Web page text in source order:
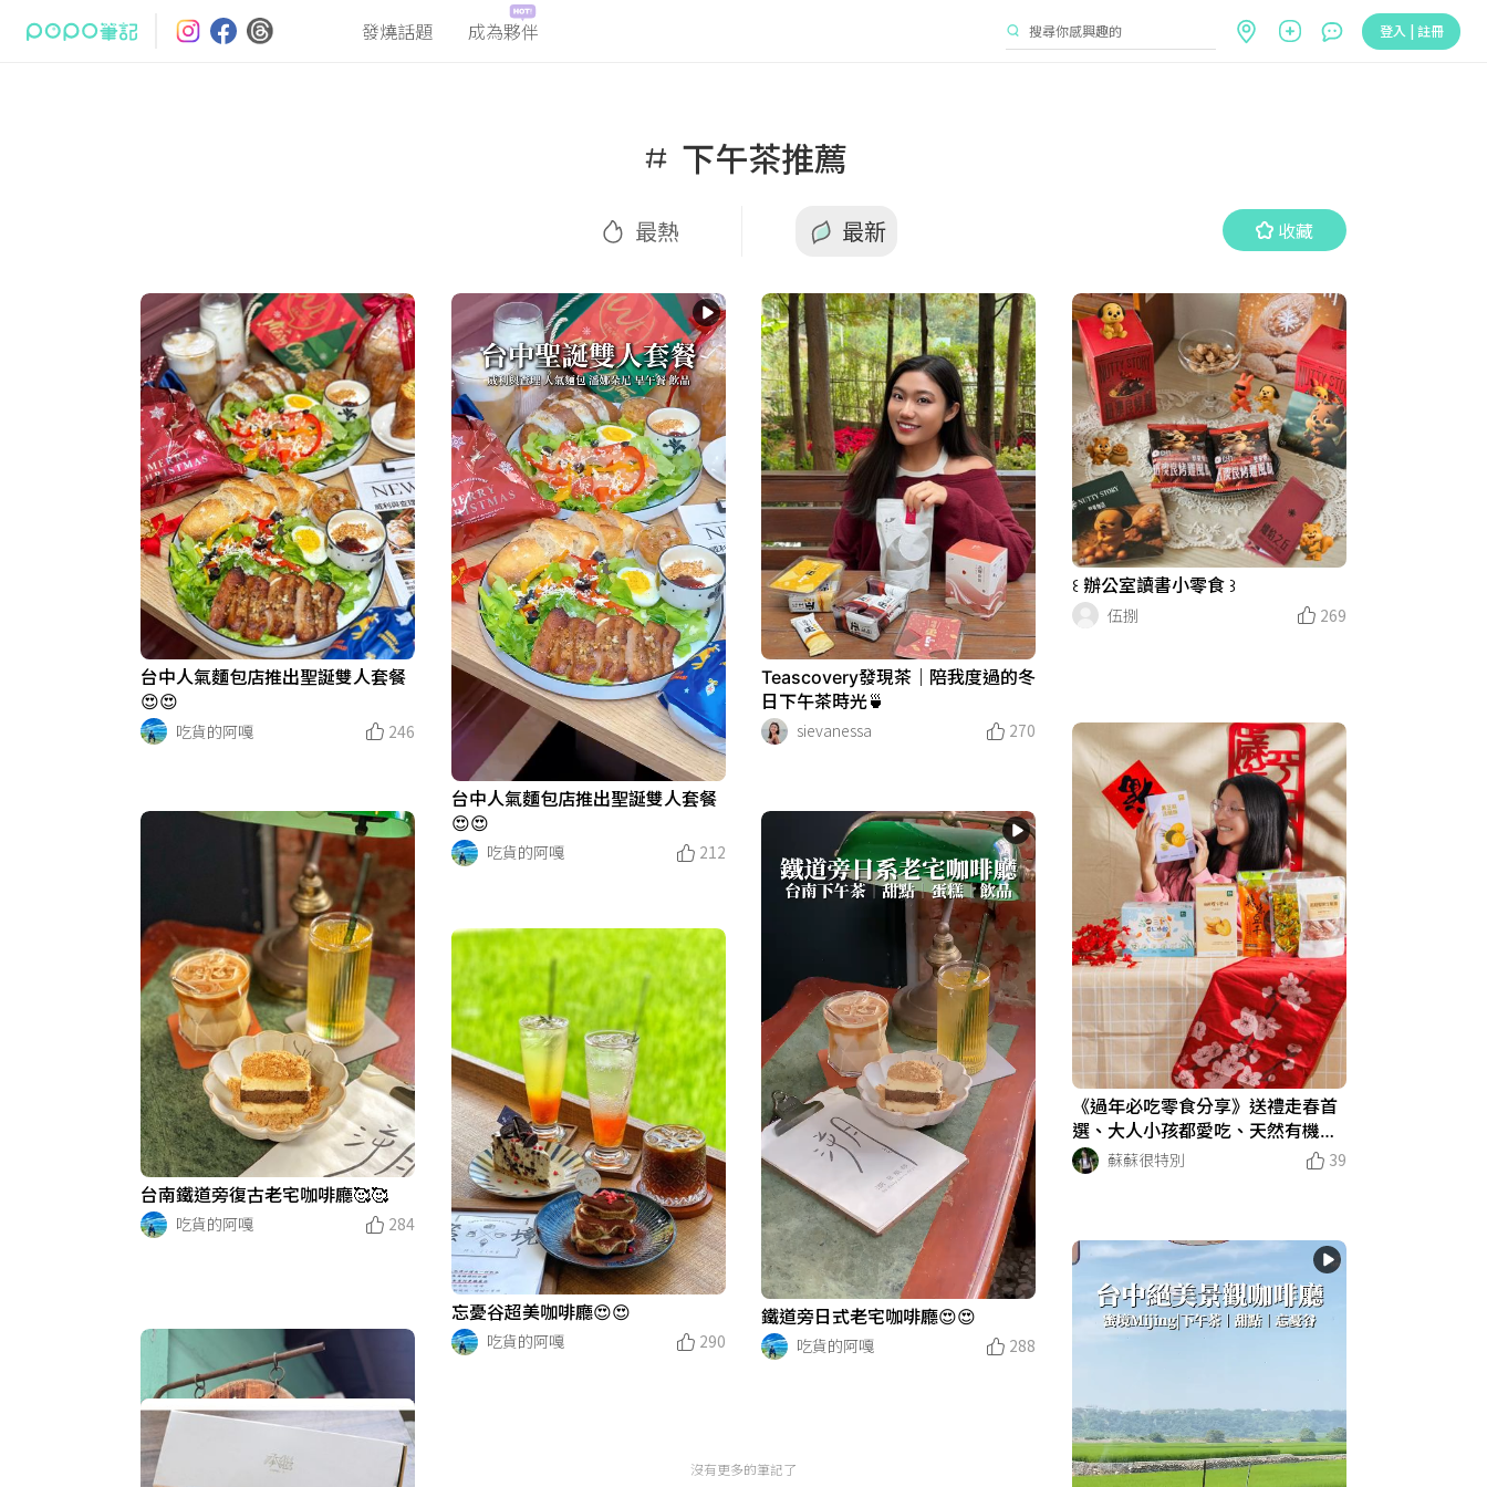
發燒話題 成為夥伴 登入 | 註冊
下午茶推薦
最熱 最新 收藏
最熱 收藏
台中人氣麵包店推出聖誕雙人套餐
😍😍
吃貨的阿嘎
246
台中人氣麵包店推出聖誕雙人套餐
😍😍
吃貨的阿嘎
212
Teascovery發現茶｜陪我度過的冬
日下午茶時光🍵
sievanessa
270
꒰ 辦公室讀書小零食 ꒱‎
伍捌
269
《過年必吃零食分享》送禮走春首
選、大人小孩都愛吃、天然有機食
材、產品減少添加_天天里仁 每一
天更安心的選擇
蘇蘇很特別
39
台南鐵道旁復古老宅咖啡廳🥰🥰
吃貨的阿嘎
284
鐵道旁日式老宅咖啡廳😍😍
吃貨的阿嘎
288
忘憂谷超美咖啡廳😍😍
吃貨的阿嘎
290
沒有更多的筆記了